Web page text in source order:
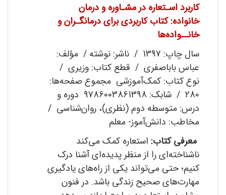
کاربرد اسـتعاره در مشـاوره و درمان
خانواده:کتاب کاربردی برای درمانگـران و
خانــواده‌ها
سال چاپ: 1397 / ناشر: نوشته / مؤلف:
عباس باباصفری / قطع کتاب: وزیری /
نوع کتاب: کمک‌آموزشی مجموع صفحه‌ها:
280 / شابک: 9786003861398 دوره و
درس: متوسطه دوم (نظری)، روان‌شناسی /
مخاطب: دانش‌آموز- معلم
معرفی کتاب: استعاره کمک می‌کند
ناشناخته‌ای را از منظر پدیده‌ای آشنا درک
کنیم؛ حتی می‌تواند یکی از راه‌های یادگیری
مهارت‌های صحیح زندگی ‌باشد. در فنون